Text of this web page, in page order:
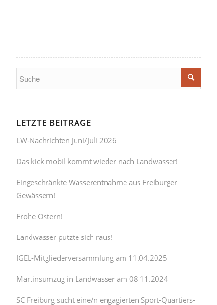
LETZTE BEITRÄGE
LW-Nachrichten Juni/Juli 2026
Das kick mobil kommt wieder nach Landwasser!
Eingeschränkte Wasserentnahme aus Freiburger
Gewässern!
Frohe Ostern!
Landwasser putzte sich raus!
IGEL-Mitgliederversammlung am 11.04.2025
Martinsumzug in Landwasser am 08.11.2024
SC Freiburg sucht eine/n engagierten Sport-Quartiers-